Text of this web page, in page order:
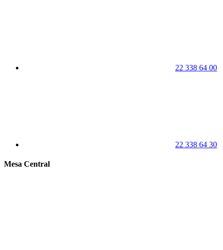
22 338 64 00
22 338 64 30
Mesa Central